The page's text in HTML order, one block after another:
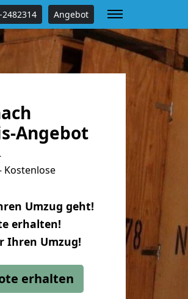
Angebot
Angebot
Kostenlose
Umzug geht!
erhalten!
Ihren Umzug!
erhalten